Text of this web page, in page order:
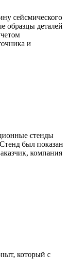
сейсмического
образцы деталей
и
стенды
был показан
компания
который с